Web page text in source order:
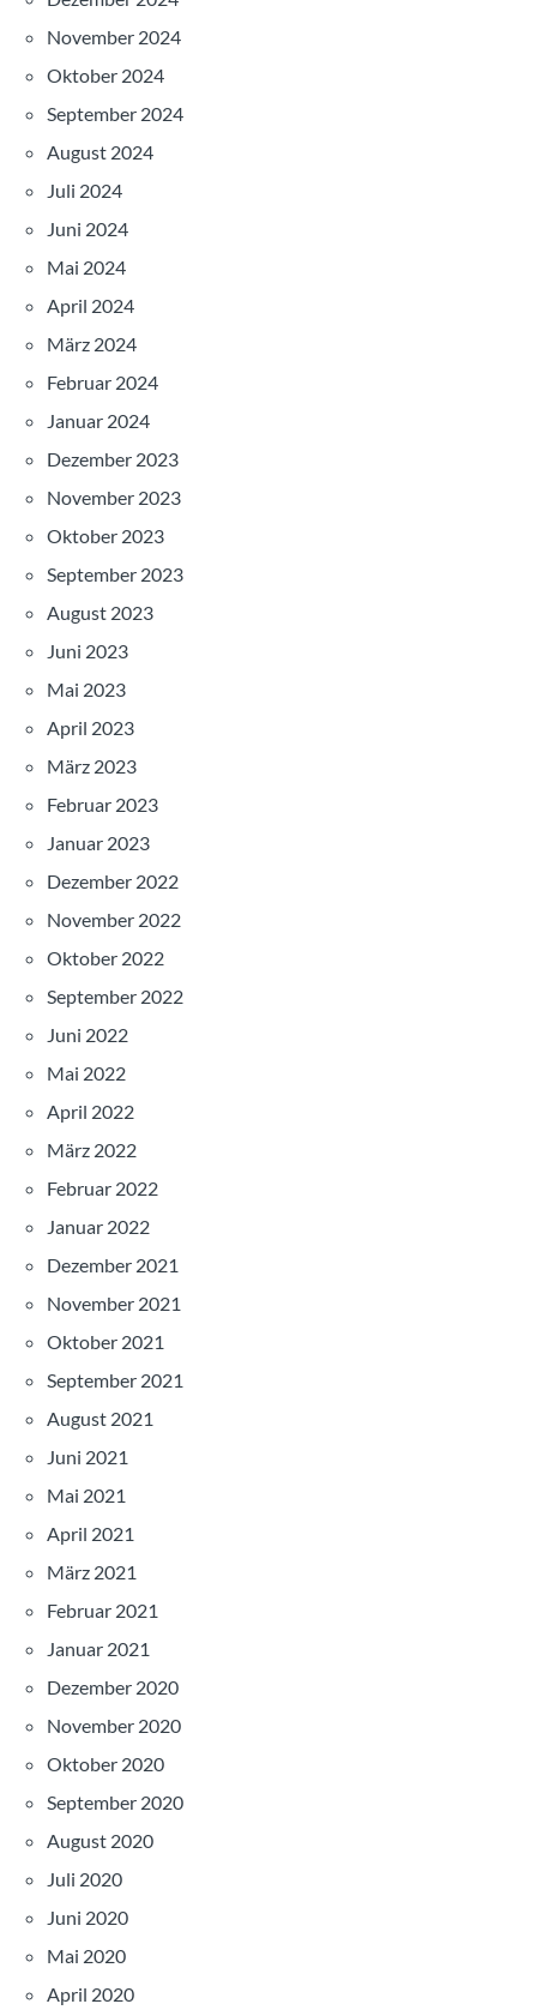
November 2024
Oktober 2024
September 2024
August 2024
Juli 2024
Juni 2024
Mai 2024
April 2024
März 2024
Februar 2024
Januar 2024
Dezember 2023
November 2023
Oktober 2023
September 2023
August 2023
Juni 2023
Mai 2023
April 2023
März 2023
Februar 2023
Januar 2023
Dezember 2022
November 2022
Oktober 2022
September 2022
Juni 2022
Mai 2022
April 2022
März 2022
Februar 2022
Januar 2022
Dezember 2021
November 2021
Oktober 2021
September 2021
August 2021
Juni 2021
Mai 2021
April 2021
März 2021
Februar 2021
Januar 2021
Dezember 2020
November 2020
Oktober 2020
September 2020
August 2020
Juli 2020
Juni 2020
Mai 2020
April 2020